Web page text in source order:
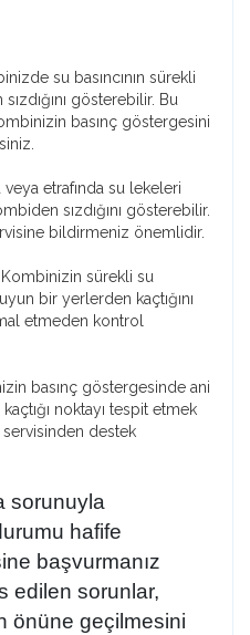
su basıncının sürekli
gösterebilir. Bu
basınç göstergesini
etrafında su lekeleri
sızdığını gösterebilir.
bildirmeniz önemlidir.
sürekli su
bir yerlerden kaçtığını
etmeden kontrol
basınç göstergesinde ani
noktayı tespit etmek
destek
sorunuyla
hafife
başvurmanız
edilen sorunlar,
önüne geçilmesini